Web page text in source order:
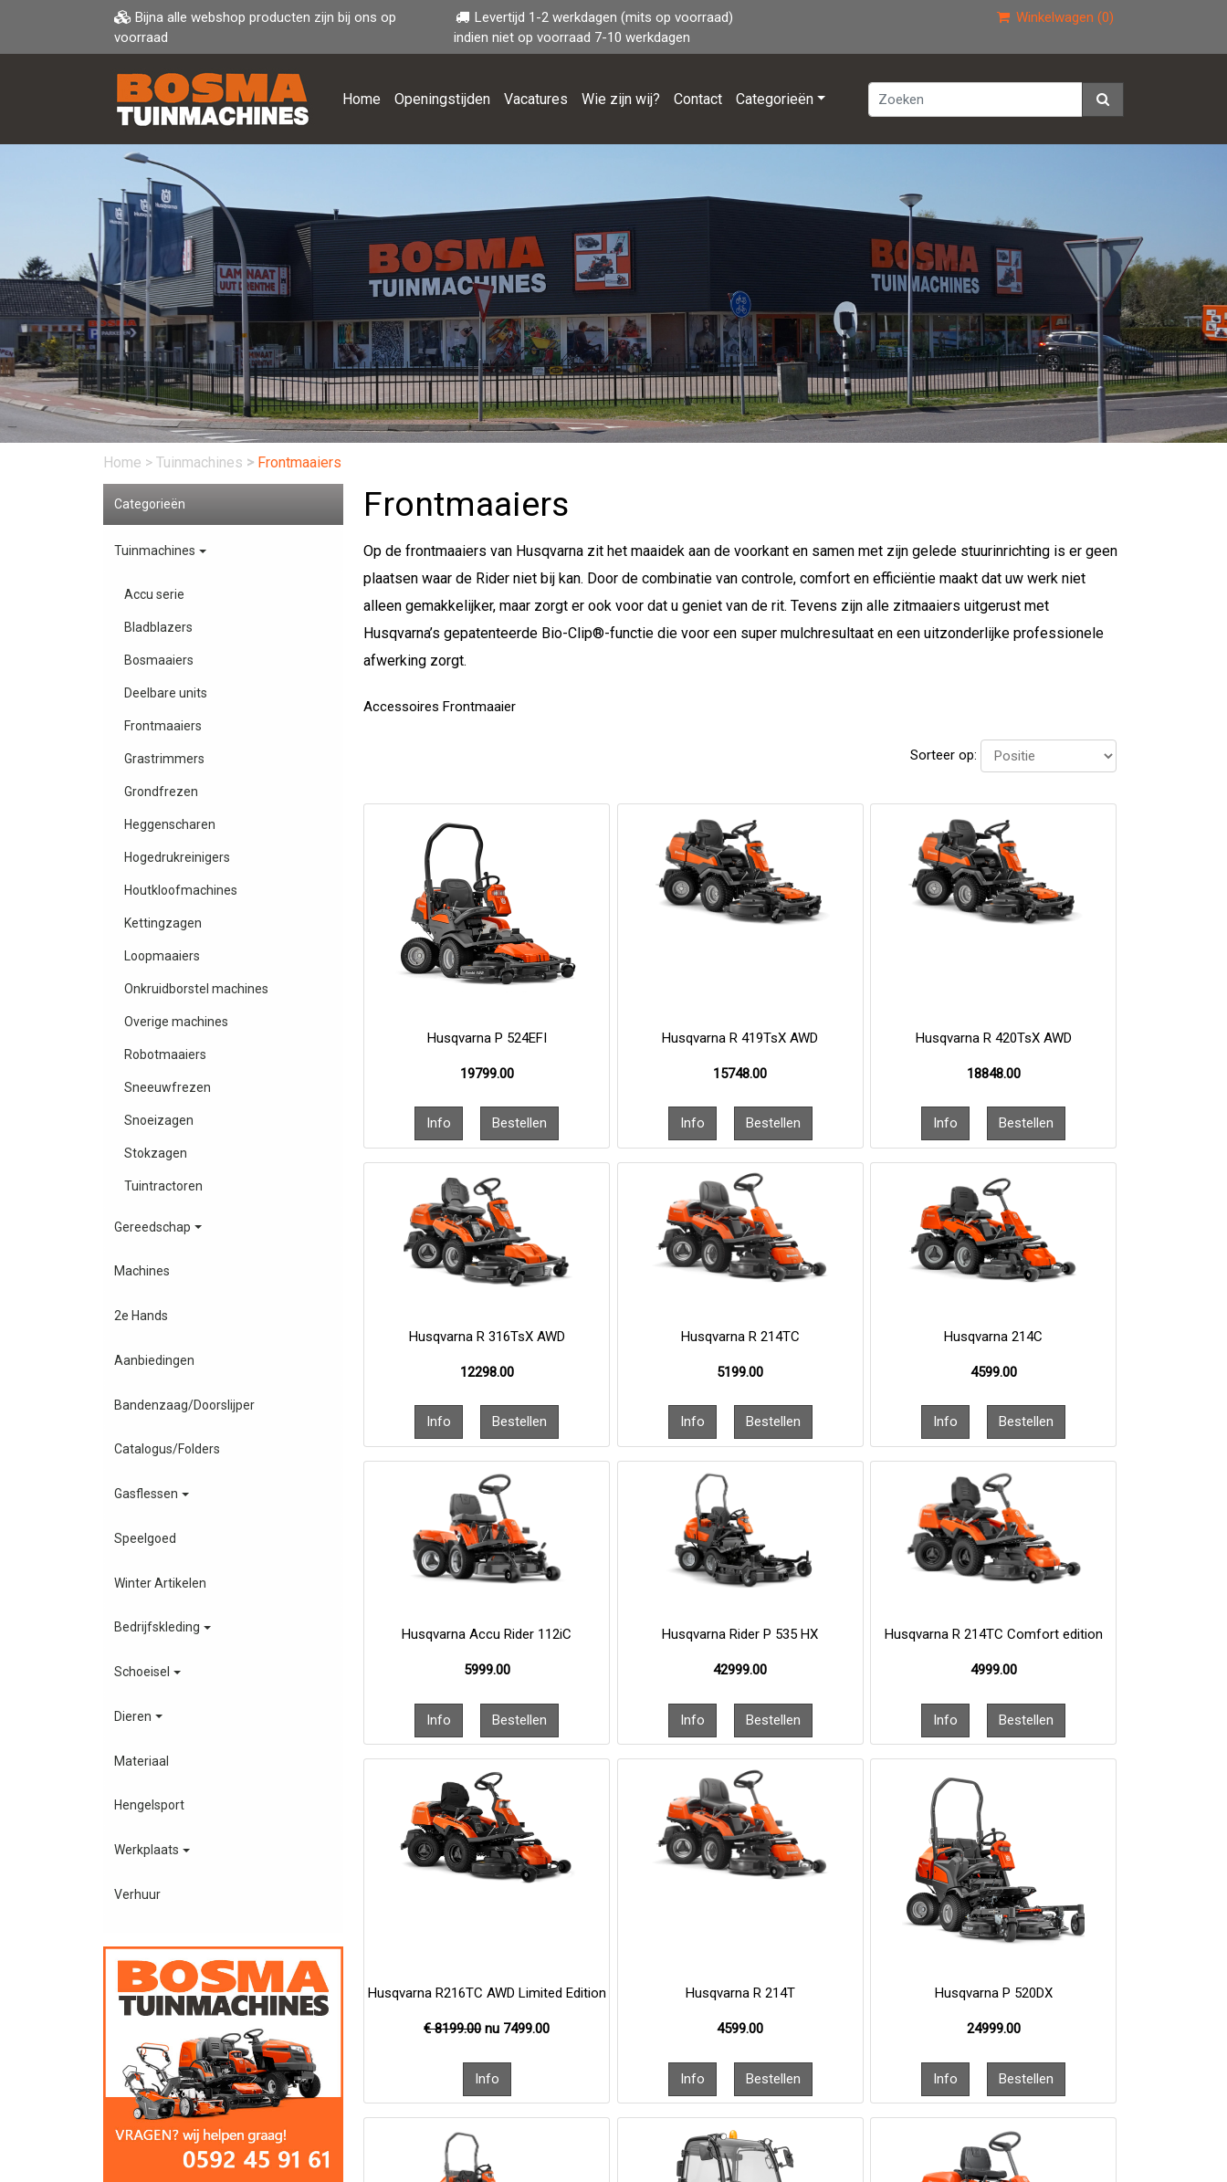
Bijna alle webshop producten zijn bij ons op
voorraad
Levertijd 1-2 werkdagen (mits op voorraad)
indien niet op voorraad 7-10 werkdagen
Winkelwagen (0)
Home Openingstijden Vacatures Wie zijn wij? Contact Categorieën
Home >Tuinmachines > Frontmaaiers
Categorieën
Tuinmachines
Accu serie
Bladblazers
Bosmaaiers
Deelbare units
Frontmaaiers
Grastrimmers
Grondfrezen
Heggenscharen
Hogedrukreinigers
Houtkloofmachines
Kettingzagen
Loopmaaiers
Onkruidborstel machines
Overige machines
Robotmaaiers
Sneeuwfrezen
Snoeizagen
Stokzagen
Tuintractoren
Gereedschap
Machines
2e Hands
Aanbiedingen
Bandenzaag/Doorslijper
Catalogus/Folders
Gasflessen
Speelgoed
Winter Artikelen
Bedrijfskleding
Schoeisel
Dieren
Materiaal
Hengelsport
Werkplaats
Verhuur
Frontmaaiers
Op de frontmaaiers van Husqvarna zit het maaidek aan de voorkant en samen met zijn gelede stuurinrichting is er geen
plaatsen waar de Rider niet bij kan. Door de combinatie van controle, comfort en efficiëntie maakt dat uw werk niet
alleen gemakkelijker, maar zorgt er ook voor dat u geniet van de rit. Tevens zijn alle zitmaaiers uitgerust met
Husqvarna’s gepatenteerde Bio-Clip®-functie die voor een super mulchresultaat en een uitzonderlijke professionele
afwerking zorgt.
Accessoires Frontmaaier
Sorteer op:
Husqvarna P 524EFI
19799.00
Husqvarna R 419TsX AWD
15748.00
Husqvarna R 420TsX AWD
18848.00
Husqvarna R 316TsX AWD
12298.00
Husqvarna R 214TC
5199.00
Husqvarna 214C
4599.00
Husqvarna Accu Rider 112iC
5999.00
Husqvarna Rider P 535 HX
42999.00
Husqvarna R 214TC Comfort edition
4999.00
Husqvarna R216TC AWD Limited Edition
€ 8199.00nu 7499.00
Husqvarna R 214T
4599.00
Husqvarna P 520DX
24999.00